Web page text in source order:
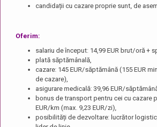
candidații cu cazare proprie sunt, de
Oferim:
salariu de început: 14,99 EUR brut/oră +
plată săptămânală,
cazare: 145 EUR/săptămână (155 EUR
de cazare),
asigurare medicală: 39,96 EUR/
bonus de transport pentru cei cu cazare
EUR/km (max. 9,23 EUR/zi),
posibilități de dezvoltare: lucrător